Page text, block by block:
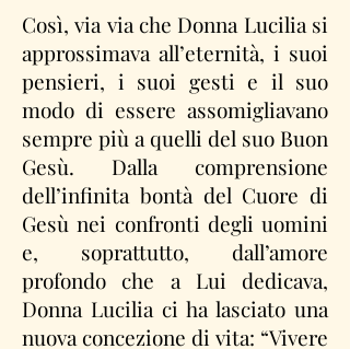
Così, via via che Donna Lucilia si
approssimava all’eternità, i suoi
pensieri, i suoi gesti e il suo
modo di essere assomigliavano
sempre più a quelli del suo Buon
Gesù. Dalla comprensione
dell’infinita bontà del Cuore di
Gesù nei confronti degli uomini
e, soprattutto, dall’amore
profondo che a Lui dedicava,
Donna Lucilia ci ha lasciato una
nuova concezione di vita: “Vivere